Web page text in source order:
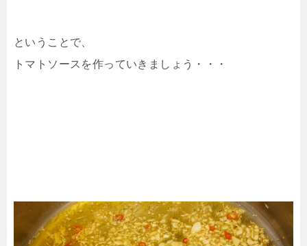
ということで、
トマトソースを作っていきましょう・・・